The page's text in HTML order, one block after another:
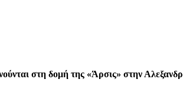
στη δομή της «Άρσις» στην